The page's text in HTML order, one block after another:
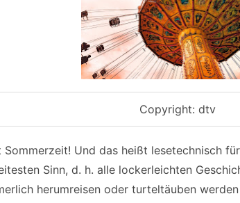
Copyright: dtv
Sommerzeit! Und das heißt lesetechnisch
Sinn, d. h. alle lockerleichten
herumreisen oder turteltäuben